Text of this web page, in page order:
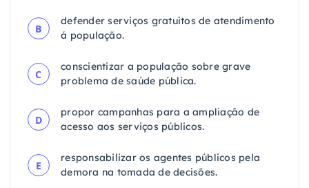
B
defender serviços gratuitos de atendimento
á população.
C
conscientizar a população sobre grave
problema de saúde pública.
D
propor campanhas para a ampliação de
acesso aos serviços públicos.
E
responsabilizar os agentes públicos pela
demora na tomada de decisões.